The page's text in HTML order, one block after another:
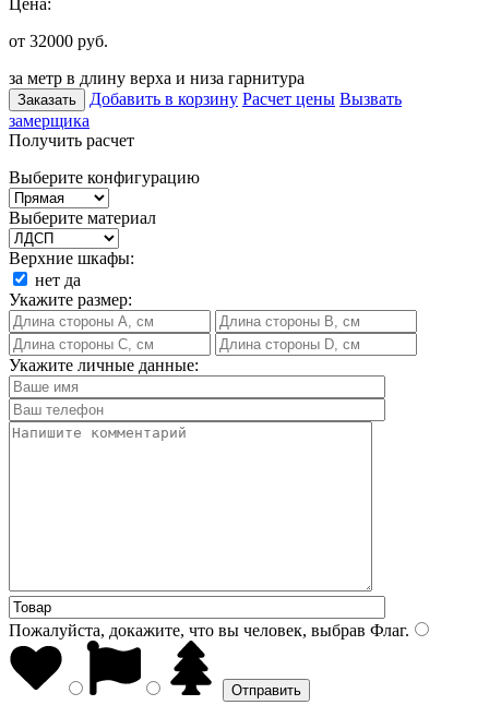
от 32000 руб.
за метр в длину верха и низа гарнитура
Заказать Добавить в корзину Расчет цены Вызвать
замерщика
Получить расчет
Выберите конфигурацию
Выберите материал
Верхние шкафы:
нет да
Укажите размер:
Укажите личные данные:
Пожалуйста, докажите, что вы человек, выбрав Флаг.